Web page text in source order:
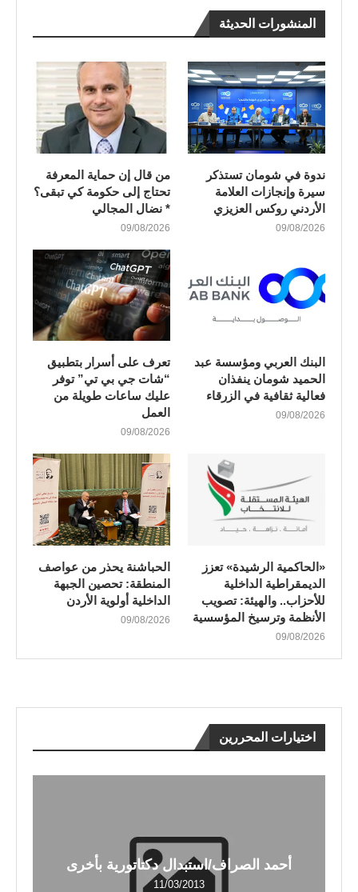
المنشورات الحديثة
ندوة في شومان تستذكر
سيرة وإنجازات العلامة
الأردني روكس العزيزي
09/08/2026
من قال إن حماية المعرفة
تحتاج إلى حكومة كي تبقى؟
* نضال المجالي
09/08/2026
البنك العربي ومؤسسة عبد
الحميد شومان ينفذان
فعالية ثقافية في الزرقاء
09/08/2026
تعرف على أسرار بتطبيق
“شات جي بي تي” توفر
عليك ساعات طويلة من
العمل
09/08/2026
«الحاكمية الرشيدة» تعزز
الديمقراطية الداخلية
للأحزاب.. والهيئة: تصويب
الأنظمة وترسيخ المؤسسية
09/08/2026
الحباشنة يحذر من عواصف
المنطقة: تحصين الجبهة
الداخلية أولوية الأردن
09/08/2026
اختيارات المحررين
أحمد الصراف/استبدال دكتاتورية بأخرى
11/03/2013